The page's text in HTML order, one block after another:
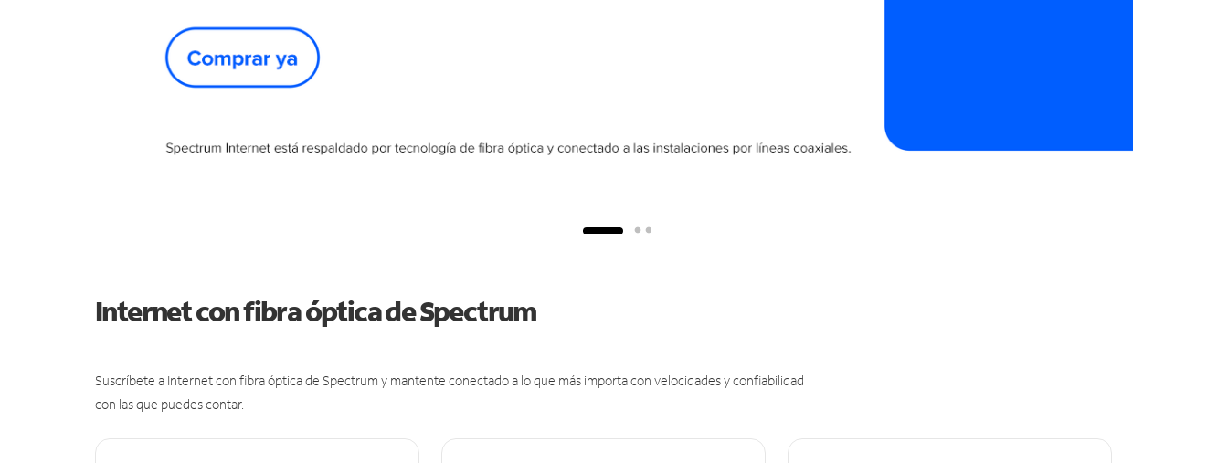
Internet con fibra óptica de Spectrum
Suscríbete a Internet con fibra óptica de Spectrum y mantente conectado a lo que más importa con velocidades y confiabilidad
con las que puedes contar.